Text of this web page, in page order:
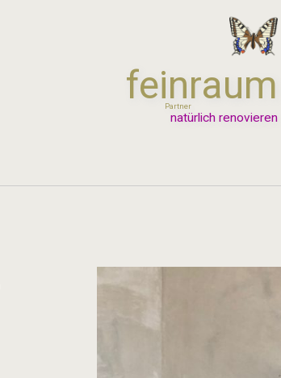
feinraum
Partner
natürlich renovieren